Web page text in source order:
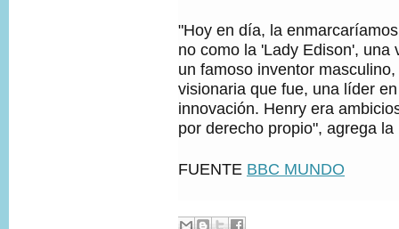
"Hoy en día, la
no como la 'Lady Edison', una
un famoso inventor
visionaria que fue, una líder
innovación. Henry era
por derecho propio", agrega la
FUENTE BBC MUNDO